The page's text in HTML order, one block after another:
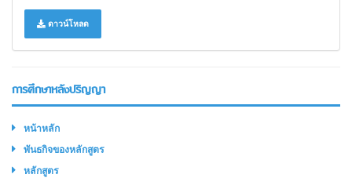
ดาวน์โหลด
การศึกษาหลังปริญญา
หน้าหลัก
พันธกิจของหลักสูตร
หลักสูตร